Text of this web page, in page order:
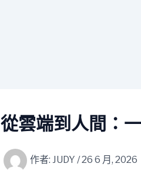
從雲端到人間：
作者: JUDY /26 6 月, 2026